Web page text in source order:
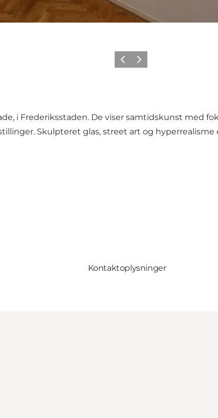
ForrigeNæste
i Frederiksstaden. De viser samtidskunst med
Skulpteret glas, street art og hyperrealisme
Kontaktoplysninger